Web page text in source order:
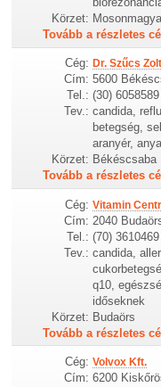
Körzet:
Tovább a részletes
Cég: Dr. Szűcs
Cím: 5600
Tel.: (30) 6058589
Tev.: candida,
betegség,
aranyér,
Körzet: Békéscsaba
Tovább a részletes
Cég: Vitamin
Cím: 2040
Tel.: (70) 3610469
Tev.: candida,
q10,
időseknek
Körzet: Budaörs
Tovább a részletes
Cég: Volvox Kft.
Cím: 6200